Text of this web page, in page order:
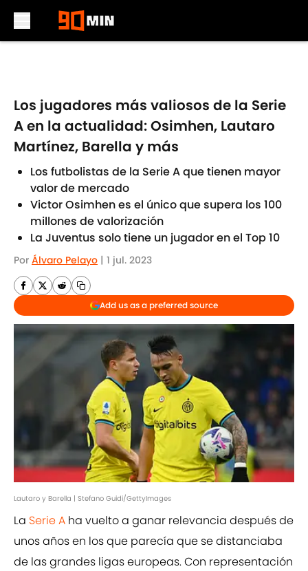
Los jugadores más valiosos de la Serie
A en la actualidad: Osimhen, Lautaro
Martínez, Barella y más
Los futbolistas de la Serie A que tienen mayor
valor de mercado
Victor Osimhen es el único que supera los 100
millones de valorización
La Juventus solo tiene un jugador en el Top 10
Por Álvaro Pelayo | 1 jul. 2023
Add us as a preferred source
Lautaro y Barella | Stefano Guidi/GettyImages
La Serie A ha vuelto a ganar relevancia después de
unos años en los que parecía que se distanciaba
de las grandes ligas europeas. Con representación